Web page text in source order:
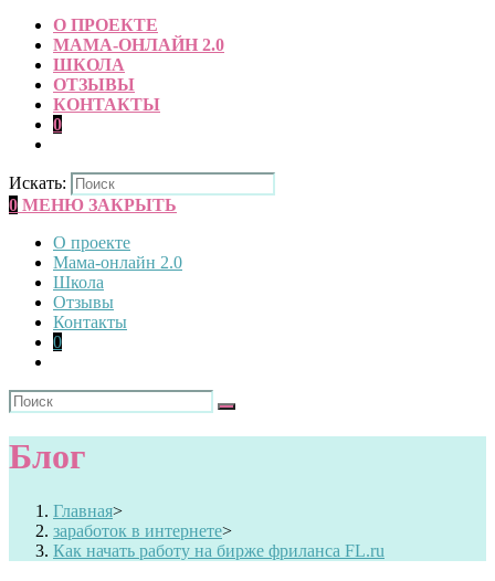
О ПРОЕКТЕ
МАМА-ОНЛАЙН 2.0
ШКОЛА
ОТЗЫВЫ
КОНТАКТЫ
0
Искать:
0 МЕНЮ ЗАКРЫТЬ
О проекте
Мама-онлайн 2.0
Школа
Отзывы
Контакты
0
Блог
Главная>
заработок в интернете>
Как начать работу на бирже фриланса FL.ru